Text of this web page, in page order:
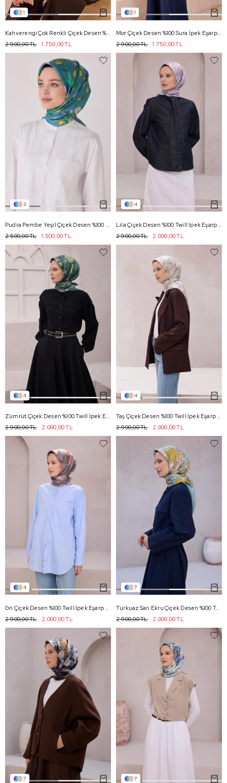
1
Kahverengi Çok Renkli Çiçek Desen %100 Sura İpek Eşarp 4114 - 86
1.750,00 TL
2.900,00 TL
1
Mor Çiçek Desen %100 Sura İpek Eşarp 4108 - 83
1.750,00 TL
2.900,00 TL
3
1.500,00 TL
2.500,00 TL
4
2.000,00 TL
2.900,00 TL
4
Zümrüt Çiçek Desen %100 Twill İpek Eşarp 4210 - 56
2.000,00 TL
2.900,00 TL
4
Taş Çiçek Desen %100 Twill İpek Eşarp 4210 - 82
2.000,00 TL
2.900,00 TL
4
2.000,00 TL
2.900,00 TL
7
Turkuaz Sarı Ekru Çiçek Desen %100 Twill İpek Eşarp 4220 - 33
2.000,00 TL
2.900,00 TL
7 7